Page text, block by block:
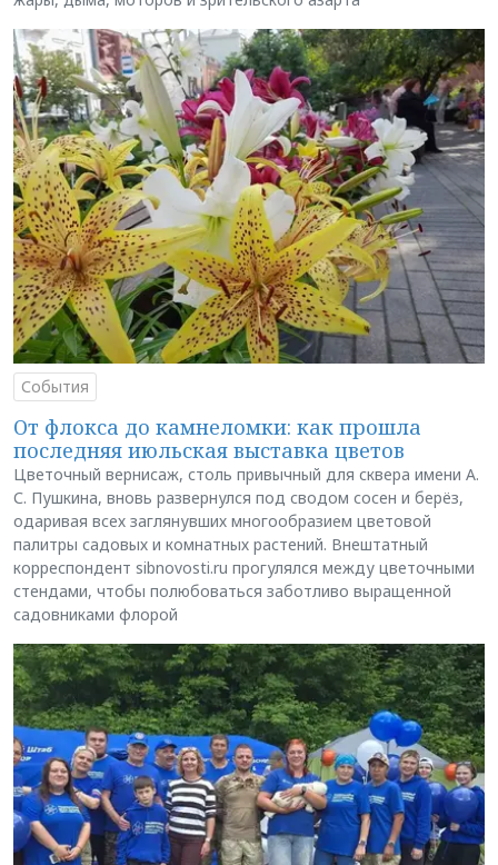
События
От флокса до камнеломки: как прошла
последняя июльская выставка цветов
Цветочный вернисаж, столь привычный для сквера имени А.
С. Пушкина, вновь развернулся под сводом сосен и берёз,
одаривая всех заглянувших многообразием цветовой
палитры садовых и комнатных растений. Внештатный
корреспондент sibnovosti.ru прогулялся между цветочными
стендами, чтобы полюбоваться заботливо выращенной
садовниками флорой